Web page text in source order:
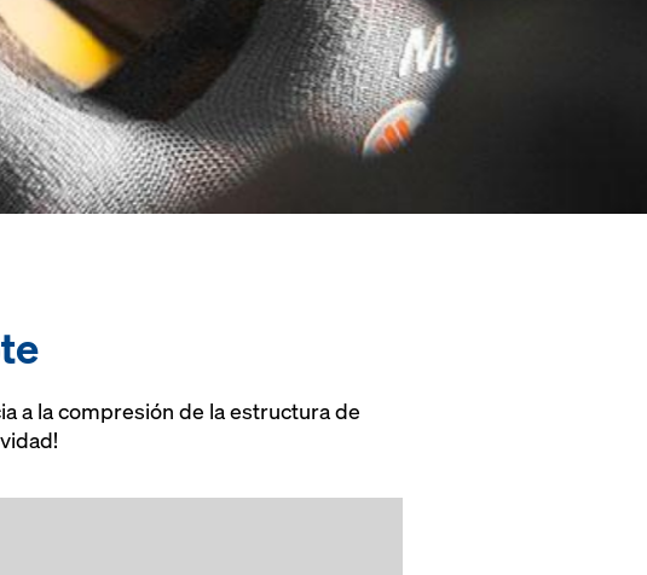
a la compresión de la estructura de